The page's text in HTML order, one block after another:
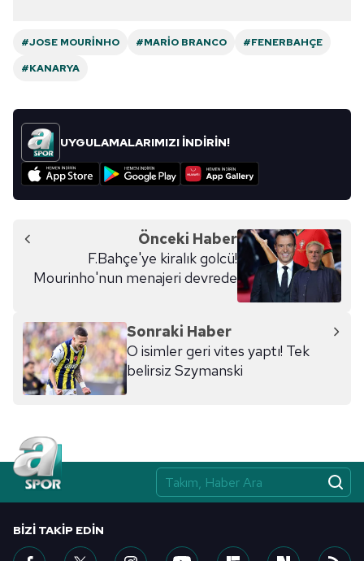
#JOSE MOURINHO #MARIO BRANCO
#FENERBAHÇE
#KANARYA
UYGULAMALARIMIZI İNDİRİN!
Önceki Haber
F.Bahçe'ye kiralık golcü!
Mourinho'nun menajeri devrede
Sonraki Haber
O isimler geri vites yaptı! Tek
belirsiz Szymanski
BIZI TAKIP EDIN